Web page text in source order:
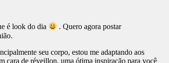
é look do dia
. Quero agora postar
seu corpo, estou me adaptando aos
cara de réveillon, uma ótima inspiração para você